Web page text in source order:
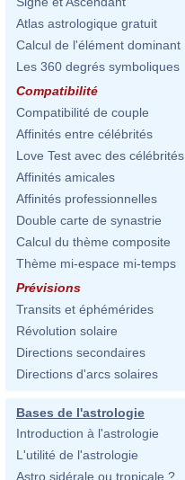
Atlas astrologique gratuit
Calcul de l'élément dominant
Les 360 degrés symboliques
Compatibilité
Compatibilité de couple
Affinités entre célébrités
Love Test avec des célébrités
Affinités amicales
Affinités professionnelles
Double carte de synastrie
Calcul du thème composite
Thème mi-espace mi-temps
Prévisions
Transits et éphémérides
Révolution solaire
Directions secondaires
Directions d'arcs solaires
Bases de l'astrologie
Introduction à l'astrologie
L'utilité de l'astrologie
Astro sidérale ou tropicale ?